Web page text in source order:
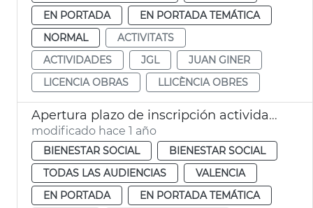
EN PORTADA
EN PORTADA TEMÁTICA
NORMAL
ACTIVITATS
ACTIVIDADES
JGL
JUAN GINER
LICENCIA OBRAS
LLICÈNCIA OBRES
Apertura plazo de inscripción actividades personas mayores València
modificado hace 1 año
BIENESTAR SOCIAL
BIENESTAR SOCIAL
TODAS LAS AUDIENCIAS
VALENCIA
EN PORTADA
EN PORTADA TEMÁTICA